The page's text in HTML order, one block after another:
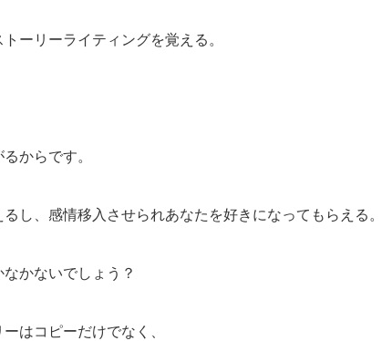
ーリーライティングを覚える。
からです。
し、感情移入させられあなたを好きになってもらえる。
かないでしょう？
はコピーだけでなく、